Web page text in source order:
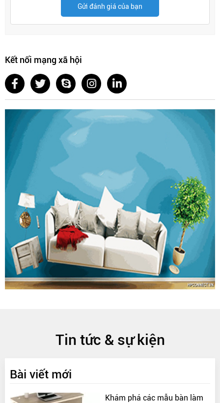
Gửi đánh giá của bạn
Kết nối mạng xã hội
Tin tức & sự kiện
Bài viết mới
Khám phá các mẫu bàn làm